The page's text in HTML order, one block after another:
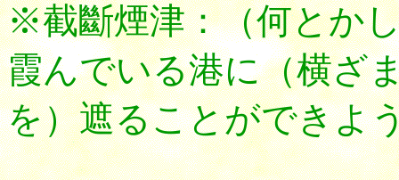
※截斷煙津：（何とか
霞んでいる港に（横ざ
を）遮ることができよ